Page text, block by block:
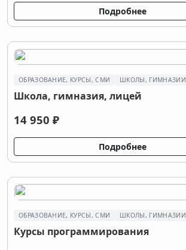
Подробнее
ОБРАЗОВАНИЕ, КУРСЫ, СМИ ШКОЛЫ, ГИМНАЗИИ
Школа, гимназия, лицей
14 950 ₽
Подробнее
ОБРАЗОВАНИЕ, КУРСЫ, СМИ ШКОЛЫ, ГИМНАЗИИ
Курсы программирования